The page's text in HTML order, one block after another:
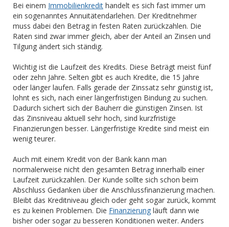
Bei einem Immobilienkredit handelt es sich fast immer um
ein sogenanntes Annuitätendarlehen. Der Kreditnehmer
muss dabei den Betrag in festen Raten zurückzahlen. Die
Raten sind zwar immer gleich, aber der Anteil an Zinsen und
Tilgung ändert sich ständig.
Wichtig ist die Laufzeit des Kredits. Diese Beträgt meist fünf
oder zehn Jahre. Selten gibt es auch Kredite, die 15 Jahre
oder länger laufen. Falls gerade der Zinssatz sehr günstig ist,
lohnt es sich, nach einer längerfristigen Bindung zu suchen.
Dadurch sichert sich der Bauherr die günstigen Zinsen. Ist
das Zinsniveau aktuell sehr hoch, sind kurzfristige
Finanzierungen besser. Längerfristige Kredite sind meist ein
wenig teurer.
Auch mit einem Kredit von der Bank kann man
normalerweise nicht den gesamten Betrag innerhalb einer
Laufzeit zurückzahlen. Der Kunde sollte sich schon beim
Abschluss Gedanken über die Anschlussfinanzierung machen.
Bleibt das Kreditniveau gleich oder geht sogar zurück, kommt
es zu keinen Problemen. Die Finanzierung läuft dann wie
bisher oder sogar zu besseren Konditionen weiter. Anders